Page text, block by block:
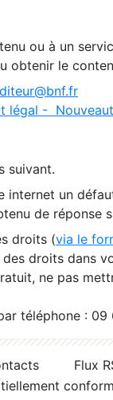
ou à un
obtenir le
légal -
suivant.
un
de réponse
droits (via le
droits dans
ne pas
téléphone :
Flux